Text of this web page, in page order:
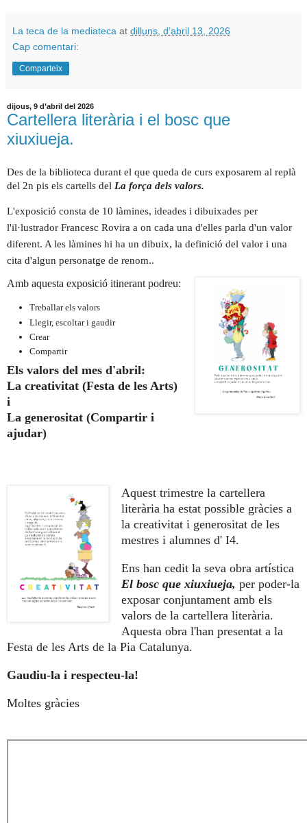
La teca de la mediateca at dilluns, d’abril 13, 2026
Cap comentari:
Comparteix
dijous, 9 d’abril del 2026
Cartellera literària i el bosc que
xiuxiueja.
Des de la biblioteca durant el que queda de curs exposarem al replà
del 2n pis els cartells del La força dels valors.
L'exposició consta de 10 làmines, ideades i dibuixades per
l'il·lustrador Francesc Rovira a on cada una d'elles parla d'un valor
diferent. A les làmines hi ha un dibuix, la definició del valor i una
cita d'algun personatge de renom..
Amb aquesta exposició itinerant podreu:
Treballar els valors
Llegir, escoltar i gaudir
Crear
Compartir
Els valors del mes d'abril:
La creativitat (Festa de les Arts)
i
La generositat (Compartir i
ajudar)
Aquest trimestre la cartellera
literària ha estat possible gràcies a
la creativitat i generositat de les
mestres i alumnes d' I4.
Ens han cedit la seva obra artística
El bosc que xiuxiueja, per poder-la
exposar conjuntament amb els
valors de la cartellera literària.
Aquesta obra l'han presentat a la
Festa de les Arts de la Pia Catalunya.
Gaudiu-la i respecteu-la!
Moltes gràcies